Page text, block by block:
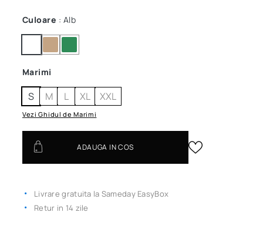
Culoare : Alb
Marimi
S M L XL XXL
Vezi Ghidul de Marimi
ADAUGA IN COS
Livrare gratuita la Sameday EasyBox
Retur in 14 zile